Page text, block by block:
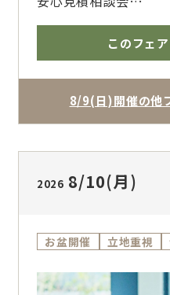
出物・引き菓子・映
ど、最大206万円の特
賢くお得に結婚式を
す！
この機会にぜひご来
ア。ザ・フォレスト
駅直結の好立地、地
ズチャペル、ゲスト
整う安心感を一日で
相談、親御様同席、
が人数・時期・予算
結婚式をご提案します。
このフェ
8/9(日)開催の他
2026 8/10(月)
お盆開催 立地重視